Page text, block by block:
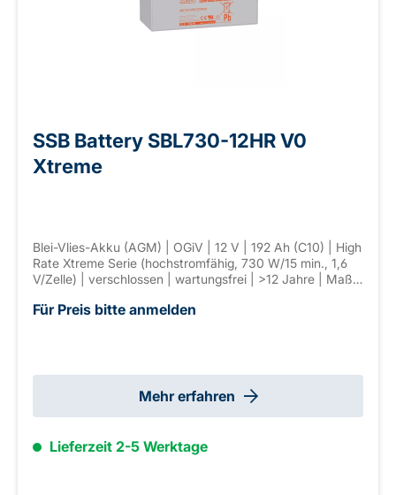
SSB Battery SBL730-12HR V0
Xtreme
Blei-Vlies-Akku (AGM) | OGiV | 12 V | 192 Ah (C10) | High
Rate Xtreme Serie (hochstromfähig, 730 W/15 min., 1,6
V/Zelle) | verschlossen | wartungsfrei | >12 Jahre | Maße:
Für Preis bitte anmelden
Mehr erfahren
Lieferzeit 2-5 Werktage